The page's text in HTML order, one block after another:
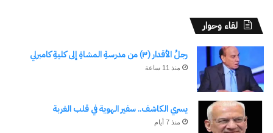
لقاء وحوار
رجلُ الأقدار (٣) من مدرسةِ المشاةِ إلى كليةِ كامبرلي
منذ 11 ساعة
يسري الكاشف.. سفير الهوية في قلب الغربة
منذ 7 أيام